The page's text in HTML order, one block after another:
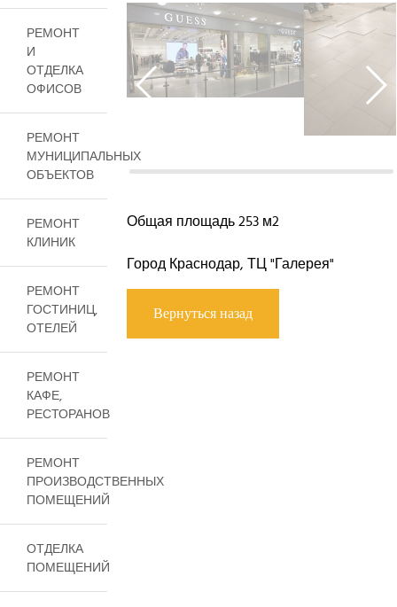
Общая площадь 253 м2
Город Краснодар, ТЦ "Галерея"
Вернуться назад
РЕМОНТ
И
ОТДЕЛКА
ОФИСОВ
РЕМОНТ
МУНИЦИПАЛЬНЫХ
ОБЪЕКТОВ
РЕМОНТ
КЛИНИК
РЕМОНТ
ГОСТИНИЦ,
ОТЕЛЕЙ
РЕМОНТ
КАФЕ,
РЕСТОРАНОВ
РЕМОНТ
ПРОИЗВОДСТВЕННЫХ
ПОМЕЩЕНИЙ
ОТДЕЛКА
ПОМЕЩЕНИЙ